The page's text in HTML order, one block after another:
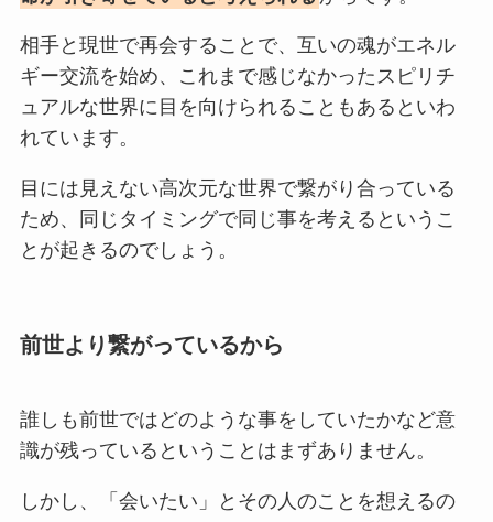
相手と現世で再会することで、互いの魂がエネル
ギー交流を始め、これまで感じなかったスピリチ
ュアルな世界に目を向けられることもあるといわ
れています。
目には見えない高次元な世界で繋がり合っている
ため、同じタイミングで同じ事を考えるというこ
とが起きるのでしょう。
前世より繋がっているから
誰しも前世ではどのような事をしていたかなど意
識が残っているということはまずありません。
しかし、「会いたい」とその人のことを想えるの